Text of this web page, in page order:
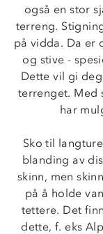
også en stor
terreng.
på vidda. Da er
og stive -
Dette vil gi
terrenget. Med
har
Sko til
blanding av
skinn, men
på å holde
tettere. Det
dette, f. eks